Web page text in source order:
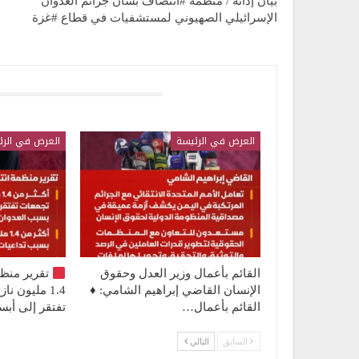
الإسرائيلي الصهيوني لمستشفيات في قطاع #غزة
العرض في الرئيسة
القائم بأعمال وزير العدل وحقوق
الإنسان القاضي إبراهيم الشامي: ♦️
القائم بأعمال…
العرض في
تقرير
1.4
تفتقر إلى
السابق التالي